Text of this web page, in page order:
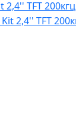
TFT 200кгц